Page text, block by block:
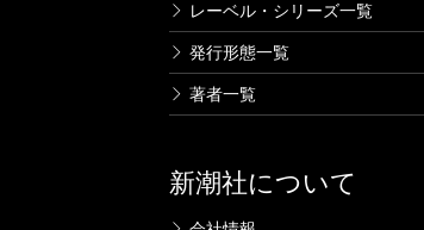
レーベル・シリーズ一覧
発行形態一覧
著者一覧
新潮社について